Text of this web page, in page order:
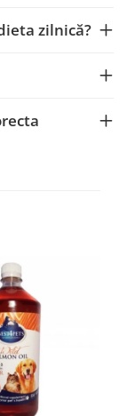
zilnică?